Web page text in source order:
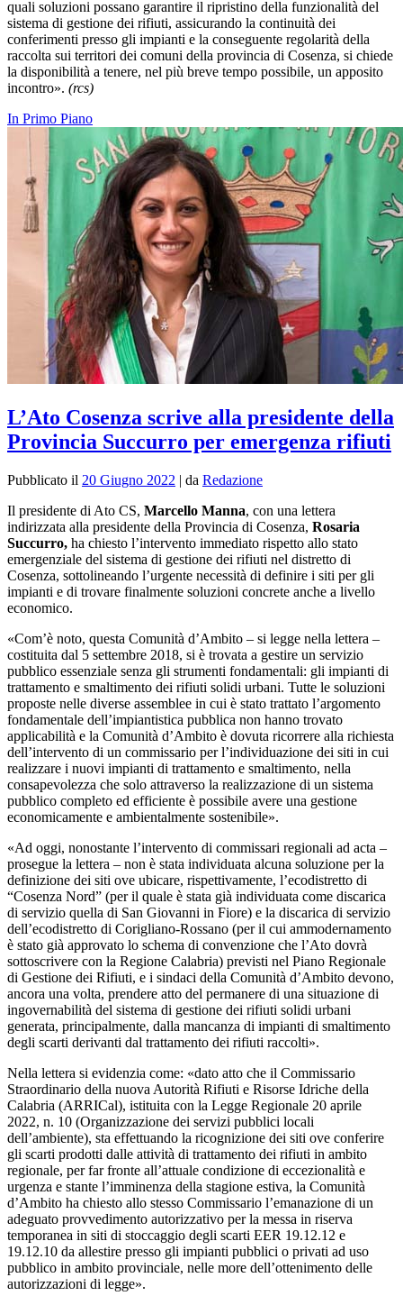
quali soluzioni possano garantire il ripristino della funzionalità del
sistema di gestione dei rifiuti, assicurando la continuità dei
conferimenti presso gli impianti e la conseguente regolarità della
raccolta sui territori dei comuni della provincia di Cosenza, si chiede
la disponibilità a tenere, nel più breve tempo possibile, un apposito
incontro». (rcs)
In Primo Piano
L’Ato Cosenza scrive alla presidente della
Provincia Succurro per emergenza rifiuti
Pubblicato il 20 Giugno 2022 | da Redazione
Il presidente di Ato CS, Marcello Manna, con una lettera
indirizzata alla presidente della Provincia di Cosenza, Rosaria
Succurro, ha chiesto l’intervento immediato rispetto allo stato
emergenziale del sistema di gestione dei rifiuti nel distretto di
Cosenza, sottolineando l’urgente necessità di definire i siti per gli
impianti e di trovare finalmente soluzioni concrete anche a livello
economico.
«Com’è noto, questa Comunità d’Ambito – si legge nella lettera –
costituita dal 5 settembre 2018, si è trovata a gestire un servizio
pubblico essenziale senza gli strumenti fondamentali: gli impianti di
trattamento e smaltimento dei rifiuti solidi urbani. Tutte le soluzioni
proposte nelle diverse assemblee in cui è stato trattato l’argomento
fondamentale dell’impiantistica pubblica non hanno trovato
applicabilità e la Comunità d’Ambito è dovuta ricorrere alla richiesta
dell’intervento di un commissario per l’individuazione dei siti in cui
realizzare i nuovi impianti di trattamento e smaltimento, nella
consapevolezza che solo attraverso la realizzazione di un sistema
pubblico completo ed efficiente è possibile avere una gestione
economicamente e ambientalmente sostenibile».
«Ad oggi, nonostante l’intervento di commissari regionali ad acta –
prosegue la lettera – non è stata individuata alcuna soluzione per la
definizione dei siti ove ubicare, rispettivamente, l’ecodistretto di
“Cosenza Nord” (per il quale è stata già individuata come discarica
di servizio quella di San Giovanni in Fiore) e la discarica di servizio
dell’ecodistretto di Corigliano-Rossano (per il cui ammodernamento
è stato già approvato lo schema di convenzione che l’Ato dovrà
sottoscrivere con la Regione Calabria) previsti nel Piano Regionale
di Gestione dei Rifiuti, e i sindaci della Comunità d’Ambito devono,
ancora una volta, prendere atto del permanere di una situazione di
ingovernabilità del sistema di gestione dei rifiuti solidi urbani
generata, principalmente, dalla mancanza di impianti di smaltimento
degli scarti derivanti dal trattamento dei rifiuti raccolti».
Nella lettera si evidenzia come: «dato atto che il Commissario
Straordinario della nuova Autorità Rifiuti e Risorse Idriche della
Calabria (ARRICal), istituita con la Legge Regionale 20 aprile
2022, n. 10 (Organizzazione dei servizi pubblici locali
dell’ambiente), sta effettuando la ricognizione dei siti ove conferire
gli scarti prodotti dalle attività di trattamento dei rifiuti in ambito
regionale, per far fronte all’attuale condizione di eccezionalità e
urgenza e stante l’imminenza della stagione estiva, la Comunità
d’Ambito ha chiesto allo stesso Commissario l’emanazione di un
adeguato provvedimento autorizzativo per la messa in riserva
temporanea in siti di stoccaggio degli scarti EER 19.12.12 e
19.12.10 da allestire presso gli impianti pubblici o privati ad uso
pubblico in ambito provinciale, nelle more dell’ottenimento delle
autorizzazioni di legge».